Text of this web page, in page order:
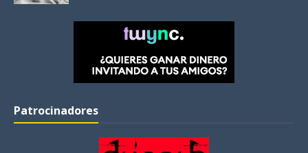
Patrocinadores